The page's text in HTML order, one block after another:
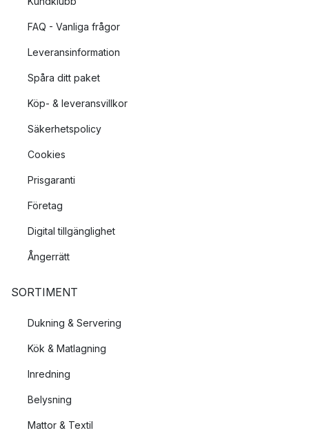
FAQ - Vanliga frågor
Leveransinformation
Spåra ditt paket
Köp- & leveransvillkor
Säkerhetspolicy
Cookies
Prisgaranti
Företag
Digital tillgänglighet
Ångerrätt
SORTIMENT
Dukning & Servering
Kök & Matlagning
Inredning
Belysning
Mattor & Textil